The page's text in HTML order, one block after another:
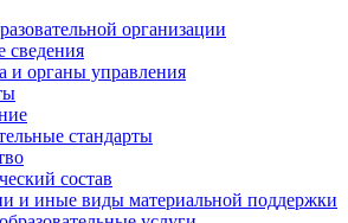
организации
сведения
и органы управления
стандарты
состав
и иные виды материальной поддержки